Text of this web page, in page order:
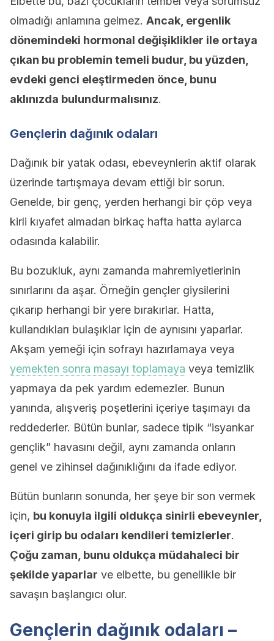
olmadığı anlamına gelmez. Ancak, ergenlik
dönemindeki hormonal değişiklikler ile ortaya
çıkan bu problemin temeli budur, bu yüzden,
evdeki genci eleştirmeden önce, bunu
aklınızda bulundurmalısınız.
Gençlerin dağınık odaları
Dağınık bir yatak odası, ebeveynlerin aktif olarak
üzerinde tartışmaya devam ettiği bir sorun.
Genelde, bir genç, yerden herhangi bir çöp veya
kirli kıyafet almadan birkaç hafta hatta aylarca
odasında kalabilir.
Bu bozukluk, aynı zamanda mahremiyetlerinin
sınırlarını da aşar. Örneğin gençler giysilerini
çıkarıp herhangi bir yere bırakırlar. Hatta,
kullandıkları bulaşıklar için de aynısını yaparlar.
Akşam yemeği için sofrayı hazırlamaya veya
yemekten sonra masayı toplamaya veya temizlik
yapmaya da pek yardım edemezler. Bunun
yanında, alışveriş poşetlerini içeriye taşımayı da
reddederler. Bütün bunlar, sadece tipik “isyankar
gençlik” havasını değil, aynı zamanda onların
genel ve zihinsel dağınıklığını da ifade ediyor.
Bütün bunların sonunda, her şeye bir son vermek
için, bu konuyla ilgili oldukça sinirli ebeveynler,
içeri girip bu odaları kendileri temizlerler.
Çoğu zaman, bunu oldukça müdahaleci bir
şekilde yaparlar ve elbette, bu genellikle bir
savaşın başlangıcı olur.
Gençlerin dağınık odaları –